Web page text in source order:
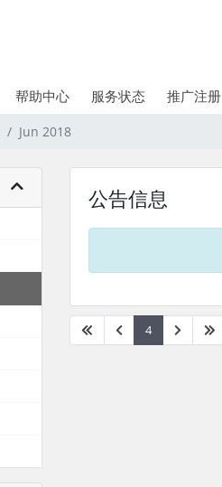
帮助中心 服务状态 推广注册
Jun 2018
公告信息
4